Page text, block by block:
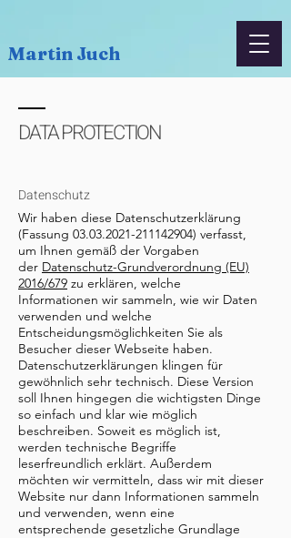
Martin Juch
DATA PROTECTION
Datenschutz
Wir haben diese Datenschutzerklärung
(Fassung 03.03.2021-211142904) verfasst,
um Ihnen gemäß der Vorgaben
der Datenschutz-Grundverordnung (EU)
2016/679 zu erklären, welche
Informationen wir sammeln, wie wir Daten
verwenden und welche
Entscheidungsmöglichkeiten Sie als
Besucher dieser Webseite haben.
Datenschutzerklärungen klingen für
gewöhnlich sehr technisch. Diese Version
soll Ihnen hingegen die wichtigsten Dinge
so einfach und klar wie möglich
beschreiben. Soweit es möglich ist,
werden technische Begriffe
leserfreundlich erklärt. Außerdem
möchten wir vermitteln, dass wir mit dieser
Website nur dann Informationen sammeln
und verwenden, wenn eine
entsprechende gesetzliche Grundlage